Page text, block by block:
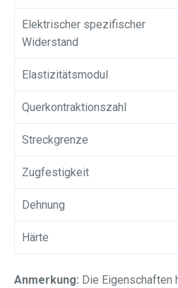
Elektrischer spezifischer
Widerstand
Elastizitätsmodul
Querkontraktionszahl
Streckgrenze
Zugfestigkeit
Dehnung
Härte
Anmerkung: Die Eigenschaften